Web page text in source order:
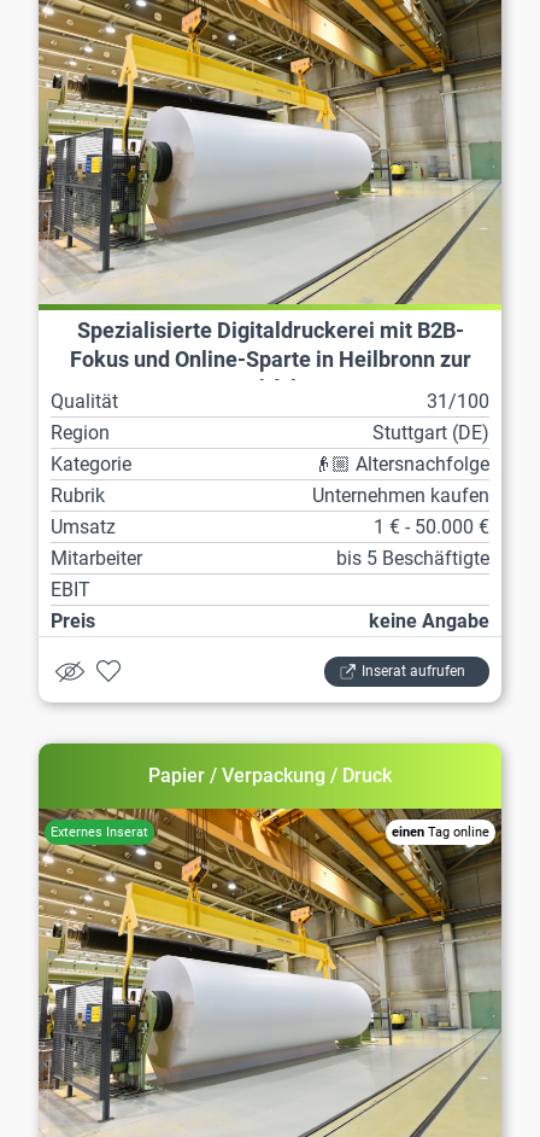
Spezialisierte Digitaldruckerei mit B2B-
Fokus und Online-Sparte in Heilbronn zur
Qualität
31/100
Region
Stuttgart (DE)
Kategorie
👴🏼 Altersnachfolge
Rubrik
Unternehmen kaufen
Umsatz
1 € - 50.000 €
Mitarbeiter
bis 5 Beschäftigte
EBIT
Preis
keine Angabe
Inserat aufrufen
Papier / Verpackung / Druck
einen Tag online